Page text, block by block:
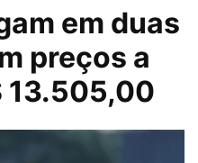
em duas
preços a
13.505,00